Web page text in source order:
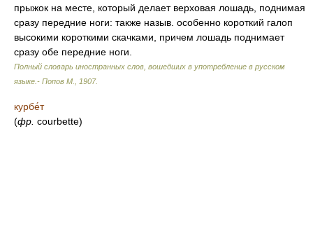
прыжок на месте, который делает верховая лошадь, поднимая
сразу передние ноги: также назыв. особенно короткий галоп
высокими короткими скачками, причем лошадь поднимает
сразу обе передние ноги.
Полный словарь иностранных слов, вошедших в употребление в русском
языке.- Попов М.
1907.
курбе́т
(фр. courbette)